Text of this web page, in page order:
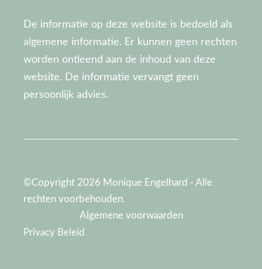
De informatie op deze website is bedoeld als
algemene informatie. Er kunnen geen rechten
worden ontleend aan de inhoud van deze
website. De informatie vervangt geen
persoonlijk advies.
©Copyright 2026 Monique Engelhard - Alle
rechten voorbehouden.
Algemene voorwaarden
Privacy Beleid